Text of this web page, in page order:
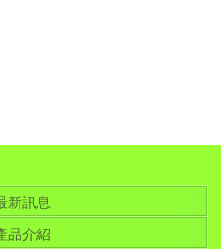
新訊息
品介紹